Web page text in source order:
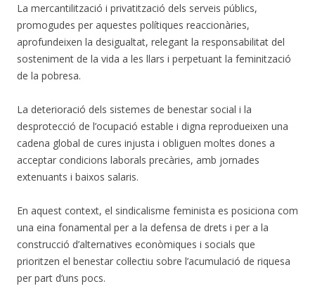
La mercantilització i privatització dels serveis públics,
promogudes per aquestes polítiques reaccionàries,
aprofundeixen la desigualtat, relegant la responsabilitat del
sosteniment de la vida a les llars i perpetuant la feminització
de la pobresa.
La deterioració dels sistemes de benestar social i la
desprotecció de l’ocupació estable i digna reprodueixen una
cadena global de cures injusta i obliguen moltes dones a
acceptar condicions laborals precàries, amb jornades
extenuants i baixos salaris.
En aquest context, el sindicalisme feminista es posiciona com
una eina fonamental per a la defensa de drets i per a la
construcció d’alternatives econòmiques i socials que
prioritzen el benestar col·lectiu sobre l’acumulació de riquesa
per part d’uns pocs.